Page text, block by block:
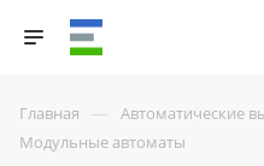
Главная — Автоматические
Модульные автоматы